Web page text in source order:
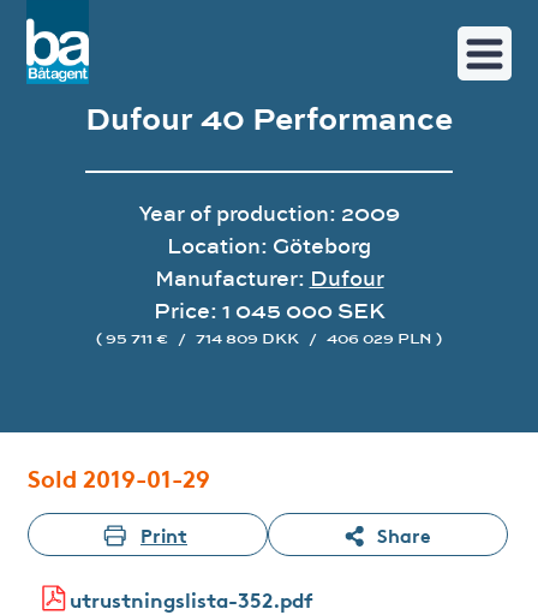
Dufour 40 Performance
Year of production: 2009
Location: Göteborg
Manufacturer: Dufour
Price: 1 045 000 SEK
( 95 711 € / 714 809 DKK / 406 029 PLN )
Sold 2019-01-29
Print Share
utrustningslista-352.pdf